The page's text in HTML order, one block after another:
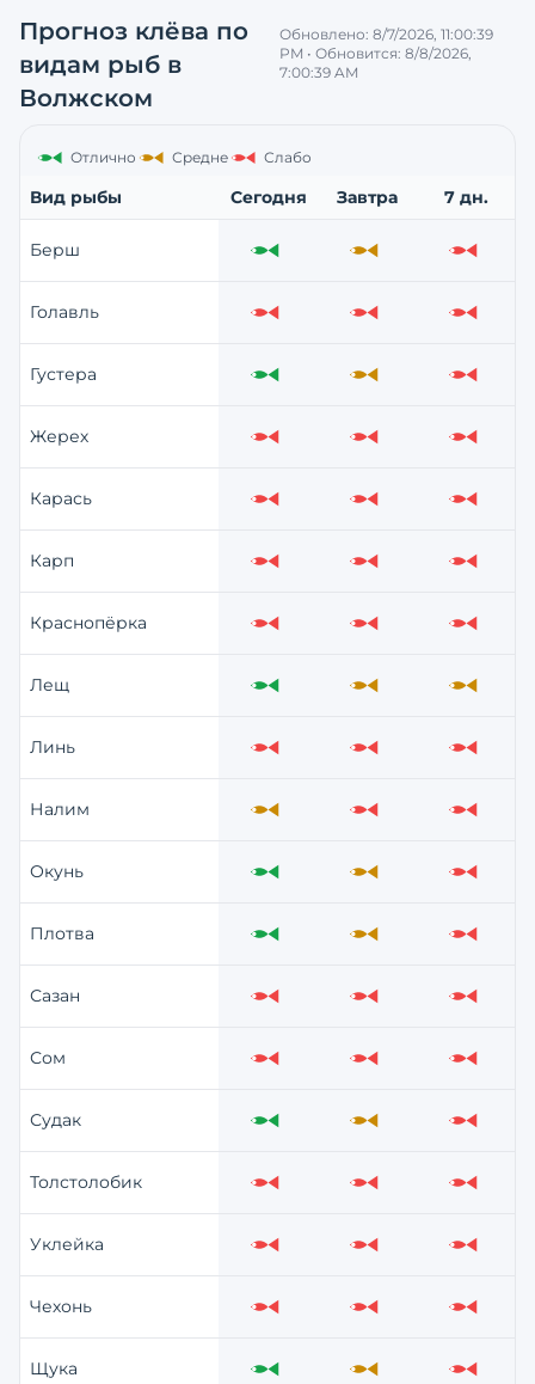
Прогноз клёва по
видам рыб в
Волжском
Обновлено: 8/7/2026, 11:00:39
PM • Обновится: 8/8/2026,
7:00:39 AM
Отлично Средне Слабо
Вид рыбы Сегодня Завтра 7 дн.
Берш Отлично Средне Слабо
Голавль Слабо Слабо Слабо
Густера Отлично Средне Слабо
Жерех Слабо Слабо Слабо
Карась Слабо Слабо Слабо
Карп Слабо Слабо Слабо
Краснопёрка Слабо Слабо Слабо
Лещ Отлично Средне Средне
Линь Слабо Слабо Слабо
Налим Средне Слабо Слабо
Окунь Отлично Средне Слабо
Плотва Отлично Средне Слабо
Сазан Слабо Слабо Слабо
Сом Слабо Слабо Слабо
Судак Отлично Средне Слабо
Толстолобик Слабо Слабо Слабо
Уклейка Слабо Слабо Слабо
Чехонь Слабо Слабо Слабо
Щука Отлично Средне Слабо